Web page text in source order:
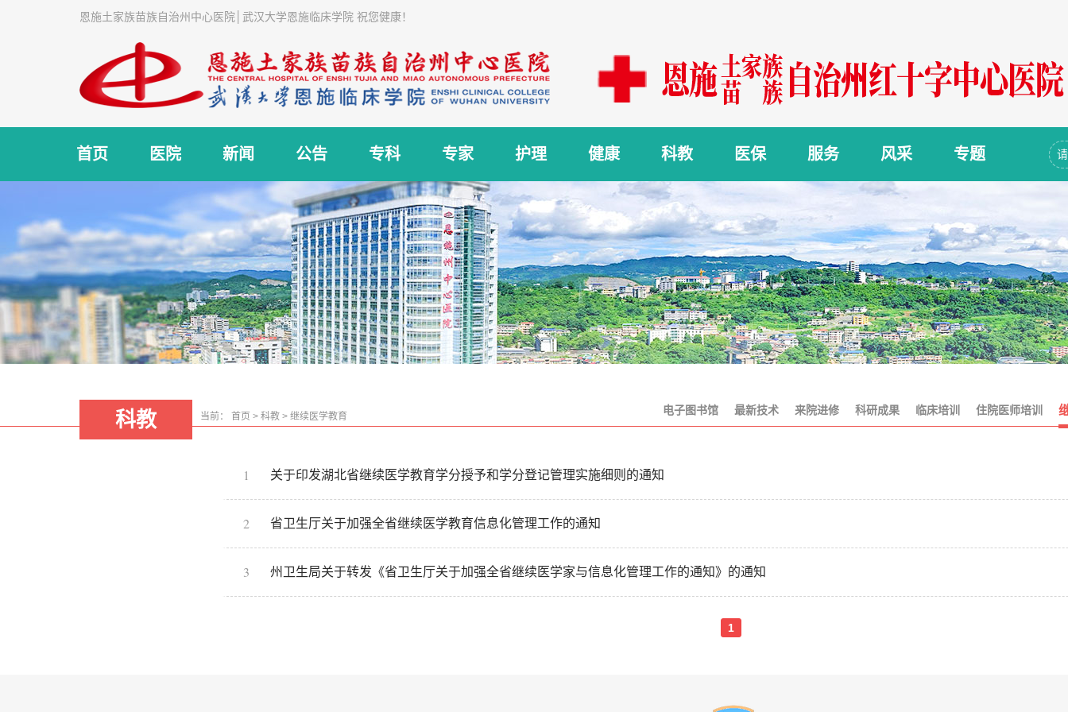
恩施土家族苗族自治州中心医院│武汉大学恩施临床学院 祝您健康！
首页 医院 新闻 公告 专科 专家 护理 健康 科教 医保 服务 风采 专题
科教 当前： 首页 > 科教 > 继续医学教育 电子图书馆 最新技术 来院进修 科研成果 临床培训 住院医师培训
1 关于印发湖北省继续医学教育学分授予和学分登记管理实施细则的通知
2 省卫生厅关于加强全省继续医学教育信息化管理工作的通知
3 州卫生局关于转发《省卫生厅关于加强全省继续医学家与信息化管理工作的通知》的通知
1